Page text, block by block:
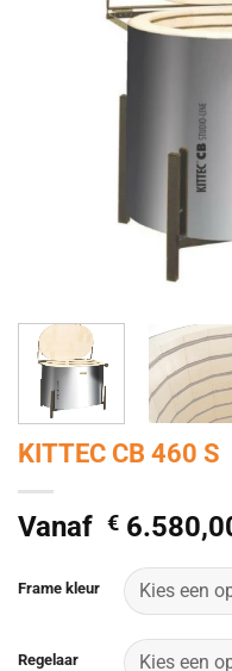
KITTEC CB 460 S
Vanaf €
Frame kleur
Regelaar